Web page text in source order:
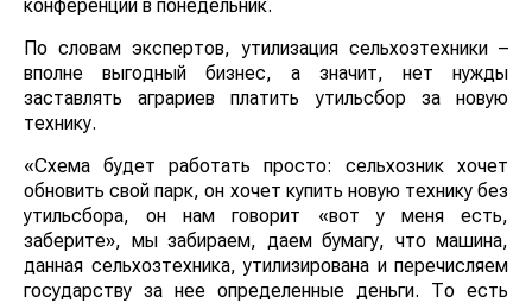
конференции в понедельник.
По словам экспертов, утилизация сельхозтехники –
вполне выгодный бизнес, а значит, нет нужды
заставлять аграриев платить утильсбор за новую
технику.
«Схема будет работать просто: сельхозник хочет
обновить свой парк, он хочет купить новую технику без
утильсбора, он нам говорит «вот у меня есть,
заберите», мы забираем, даем бумагу, что машина,
данная сельхозтехника, утилизирована и перечисляем
государству за нее определенные деньги. То есть